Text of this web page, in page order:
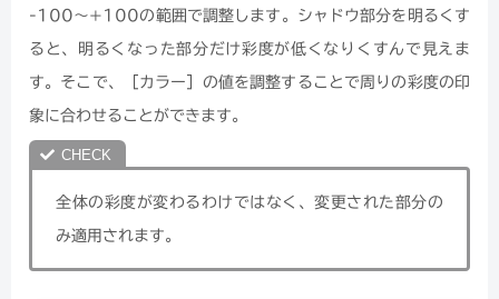
-100〜+100の範囲で調整します。シャドウ部分を明るくす
ると、明るくなった部分だけ彩度が低くなりくすんで見えま
す。そこで、［カラー］の値を調整することで周りの彩度の印
象に合わせることができます。
全体の彩度が変わるわけではなく、変更された部分の
み適用されます。